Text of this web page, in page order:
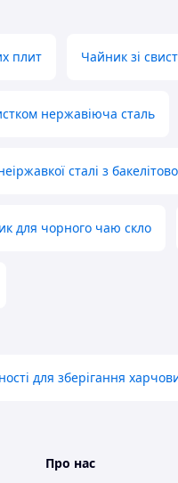
плит Чайник зі
нержавіюча сталь
сталі з
для чорного чаю скло
для зберігання
Про нас